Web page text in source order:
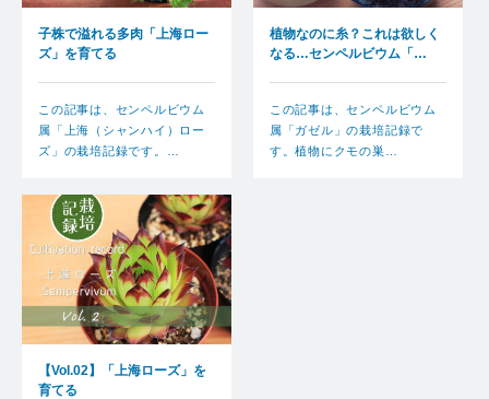
子株で溢れる多肉「上海ロー
ズ」を育てる
この記事は、センペルビウム
属「上海（シャンハイ）ロー
ズ」の栽培記録です。…
植物なのに糸？これは欲しく
なる…センペルビウム「…
この記事は、センペルビウム
属「ガゼル」の栽培記録で
す。植物にクモの巣…
【Vol.02】「上海ローズ」を
育てる